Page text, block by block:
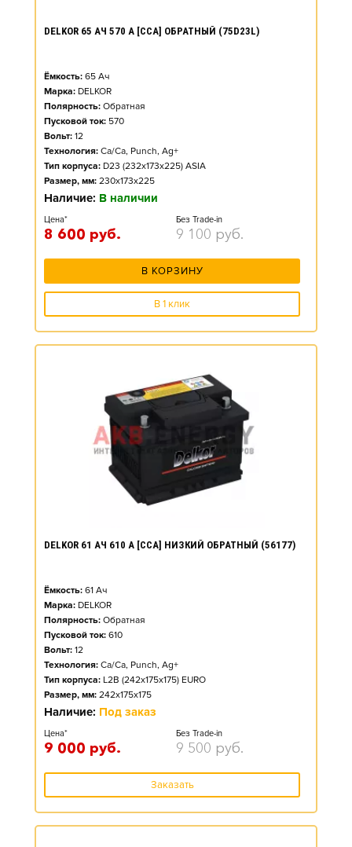
DELKOR 65 АЧ 570 А [CCA] ОБРАТНЫЙ (75D23L)
Ёмкость: 65 Ач
Марка: DELKOR
Полярность: Обратная
Пусковой ток: 570
Вольт: 12
Технология: Ca/Ca, Punch, Ag+
Тип корпуса: D23 (232x173x225) ASIA
Размер, мм: 230x173x225
Наличие: В наличии
Цена*
8 600 руб.
Без Trade-in
9 100 руб.
В КОРЗИНУ
В 1 клик
DELKOR 61 АЧ 610 А [CCA] НИЗКИЙ ОБРАТНЫЙ (56177)
Ёмкость: 61 Ач
Марка: DELKOR
Полярность: Обратная
Пусковой ток: 610
Вольт: 12
Технология: Ca/Ca, Punch, Ag+
Тип корпуса: L2B (242x175x175) EURO
Размер, мм: 242x175x175
Наличие: Под заказ
Цена*
9 000 руб.
Без Trade-in
9 500 руб.
Заказать